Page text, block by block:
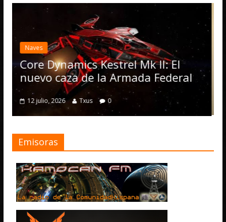
Mk II: El
Federal
Elite Dangerous recibe
actualización 4.4.0:
Operations, el
numerosas mejoras
4 julio, 2026 Txus
Emisoras